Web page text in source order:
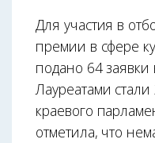
Для участия в
премии в сфере
подано 64
Лауреатами стали
краевого
отметила, что